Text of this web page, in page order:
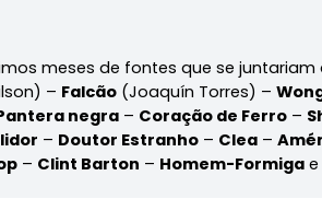
meses de fontes que se juntariam
– Falcão(Joaquín Torres) –
negra– Coração de Ferro–
– Doutor Estranho– Clea–
– Clint Barton – Homem-Formigae